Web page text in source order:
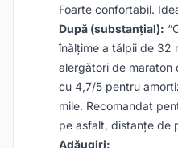
Foarte confortabil.
După (substanțial):
înălțime a tălpii de 32
alergători de maraton
cu 4,7/5 pentru
mile. Recomandat
pe asfalt, distanțe de
Adăugiri: